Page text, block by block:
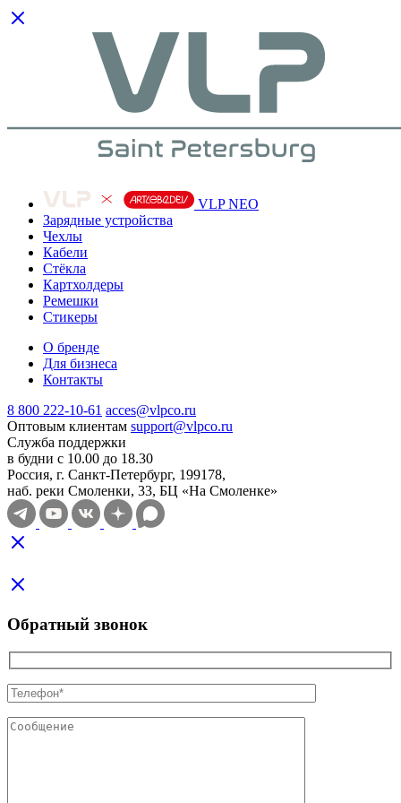
VLP NEO
Зарядные устройства
Чехлы
Кабели
Cтёкла
Картхолдеры
Ремешки
Стикеры
О бренде
Для бизнеса
Контакты
8 800 222-10-61 acces@vlpco.ru
Оптовым клиентам support@vlpco.ru
Служба поддержки
в будни с 10.00 до 18.30
Россия, г. Санкт-Петербург, 199178,
наб. реки Смоленки, 33, БЦ «На Смоленке»
Обратный звонок